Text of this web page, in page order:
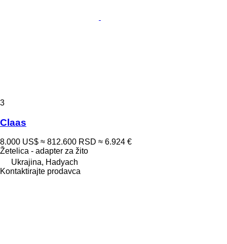
3
Claas
8.000 US$ ≈ 812.600 RSD ≈ 6.924 €
Žetelica - adapter za žito
Ukrajina, Hadyach
Kontaktirajte prodavca